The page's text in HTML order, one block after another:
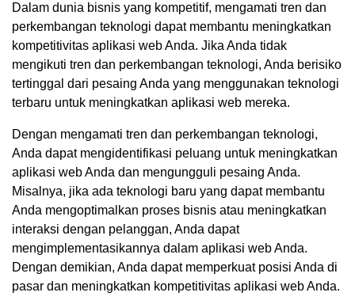
Dalam dunia bisnis yang kompetitif, mengamati tren dan
perkembangan teknologi dapat membantu meningkatkan
kompetitivitas aplikasi web Anda. Jika Anda tidak
mengikuti tren dan perkembangan teknologi, Anda berisiko
tertinggal dari pesaing Anda yang menggunakan teknologi
terbaru untuk meningkatkan aplikasi web mereka.
Dengan mengamati tren dan perkembangan teknologi,
Anda dapat mengidentifikasi peluang untuk meningkatkan
aplikasi web Anda dan mengungguli pesaing Anda.
Misalnya, jika ada teknologi baru yang dapat membantu
Anda mengoptimalkan proses bisnis atau meningkatkan
interaksi dengan pelanggan, Anda dapat
mengimplementasikannya dalam aplikasi web Anda.
Dengan demikian, Anda dapat memperkuat posisi Anda di
pasar dan meningkatkan kompetitivitas aplikasi web Anda.